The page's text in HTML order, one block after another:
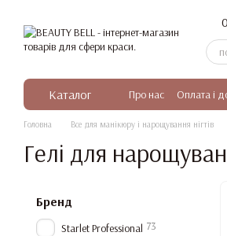
Каталог Про нас Оплата і
Головна Все для манікюру і нарощування нігтів
Гелі для
Бренд
Starlet Professional 73